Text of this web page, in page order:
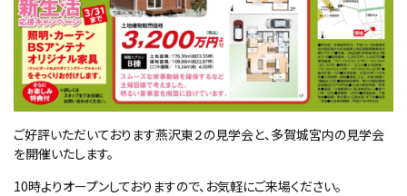
ご好評いただいております燕沢東２の見学会と、多賀城宮内の見学会
を開催いたします。
10時よりオープンしておりますので、お気軽にご来場ください。